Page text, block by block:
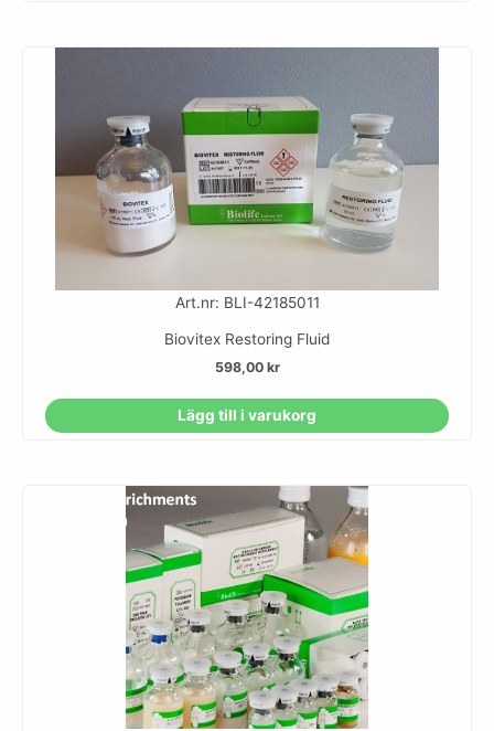
Art.nr: BLI-42185011
Biovitex Restoring Fluid
598,00 kr
Lägg till i varukorg